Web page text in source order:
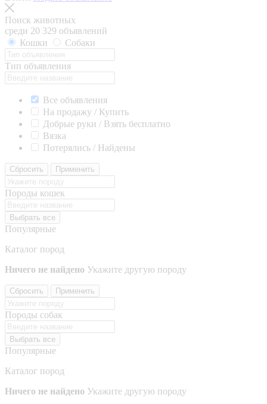
Поиск животных
среди 20 329 объявлений
Кошки
Собаки
Тип объявления
Все объявления
На продажу / Купить
Добрые руки / Взять бесплатно
Вязка
Потерялись / Найдены
Сбросить Применить
Породы кошек
Выбрать все
Популярные
Каталог пород
Ничего не найдено Укажите другую породу
Сбросить Применить
Породы собак
Выбрать все
Популярные
Каталог пород
Ничего не найдено Укажите другую породу